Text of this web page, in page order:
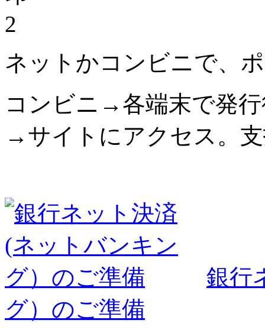
2
ネットかコンビニで、
コンビニ→各端末で発
→サイトにアクセス。
銀行
グ）のご準備